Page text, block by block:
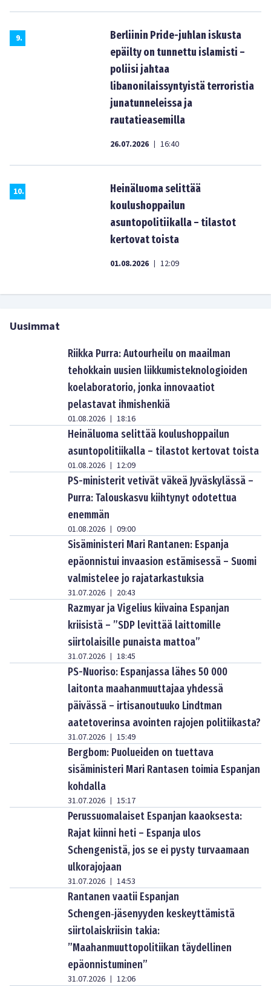
9.
Berliinin Pride-juhlan iskusta
epäilty on tunnettu islamisti –
poliisi jahtaa
libanonilaissyntyistä terroristia
junatunneleissa ja
rautatieasemilla
26.07.2026 | 16:40
10.
Heinäluoma selittää
koulushoppailun
asuntopolitiikalla – tilastot
kertovat toista
01.08.2026 | 12:09
Uusimmat
Riikka Purra: Autourheilu on maailman
tehokkain uusien liikkumisteknologioiden
koelaboratorio, jonka innovaatiot
pelastavat ihmishenkiä
01.08.2026 | 18:16
Heinäluoma selittää koulushoppailun
asuntopolitiikalla – tilastot kertovat toista
01.08.2026 | 12:09
PS-ministerit vetivät väkeä Jyväskylässä –
Purra: Talouskasvu kiihtynyt odotettua
enemmän
01.08.2026 | 09:00
Sisäministeri Mari Rantanen: Espanja
epäonnistui invaasion estämisessä – Suomi
valmistelee jo rajatarkastuksia
31.07.2026 | 20:43
Razmyar ja Vigelius kiivaina Espanjan
kriisistä – ”SDP levittää laittomille
siirtolaisille punaista mattoa”
31.07.2026 | 18:45
PS-Nuoriso: Espanjassa lähes 50 000
laitonta maahanmuuttajaa yhdessä
päivässä – irtisanoutuuko Lindtman
aatetoverinsa avointen rajojen politiikasta?
31.07.2026 | 15:49
Bergbom: Puolueiden on tuettava
sisäministeri Mari Rantasen toimia Espanjan
kohdalla
31.07.2026 | 15:17
Perussuomalaiset Espanjan kaaoksesta:
Rajat kiinni heti – Espanja ulos
Schengenistä, jos se ei pysty turvaamaan
ulkorajojaan
31.07.2026 | 14:53
Rantanen vaatii Espanjan
Schengen‑jäsenyyden keskeyttämistä
siirtolaiskriisin takia:
”Maahanmuuttopolitiikan täydellinen
epäonnistuminen”
31.07.2026 | 12:06